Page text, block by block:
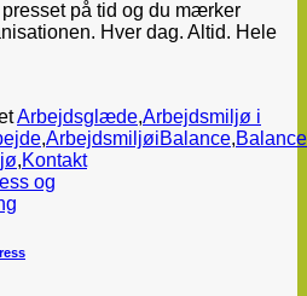
på tid og du mærker
Hver dag. Altid. Hele
Arbejdsglæde,Arbejdsmiljø i
,ArbejdsmiljøiBalance,Balance
,Kontakt
og